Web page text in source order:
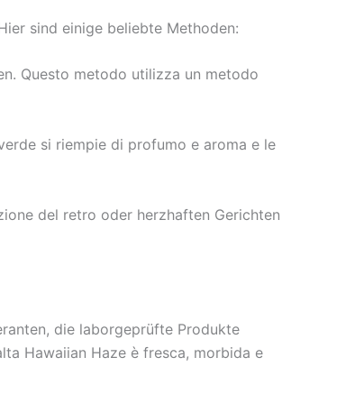
sind einige beliebte Methoden:
Questo metodo utilizza un metodo
si riempie di profumo e aroma e le
del retro oder herzhaften Gerichten
die laborgeprüfte Produkte
Hawaiian Haze è fresca, morbida e